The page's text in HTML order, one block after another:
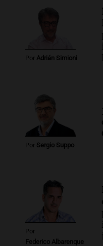
Episodios
Audio.
Cientos
Cayetano
Córdoba
Panorama Federal
Club por los
Noticias Rosario
Episodios
Audio.Trump
Panorama Federal
Episodios
Por Adrián Simioni
Por Sergio Suppo
Por
Federico Albarenque